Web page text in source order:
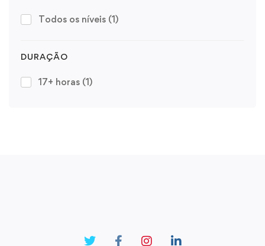
Todos os níveis (1)
DURAÇÃO
17+ horas (1)